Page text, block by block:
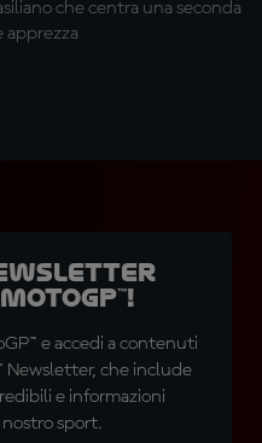
che centra una seconda
apprezza
e accedi a contenuti
Newsletter, che include
e informazioni
sport.